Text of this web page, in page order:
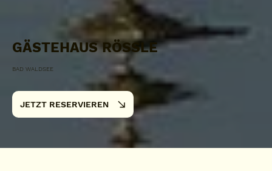
GÄSTEHAUS RÖSSLE
BAD WALDSEE
JETZT RESERVIEREN